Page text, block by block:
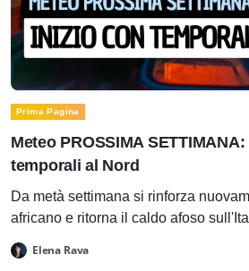
Prima Pagina
Meteo PROSSIMA
temporali al Nord
Da metà settimana si rinforza
africano e ritorna il caldo afoso
Elena Rava